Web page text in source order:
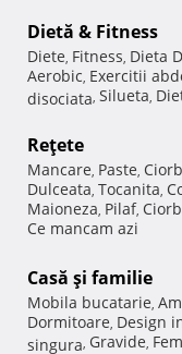
Dietă & Fitness
Diete, Fitness, Dieta
Aerobic, Exercitii
disociata, Silueta,
Reţete
Mancare, Paste,
Dulceata, Tocanita,
Maioneza, Pilaf,
Ce mancam azi
Casă şi familie
Mobila bucatarie,
Dormitoare, Design
singura, Gravide,